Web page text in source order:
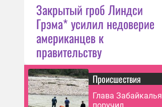
Закрытый гроб Линдси
Грэма* усилил недоверие
американцев к
правительству
Происшествия
Глава Забайкалья